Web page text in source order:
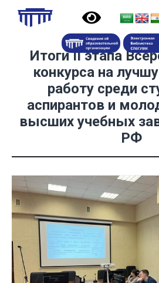
Итоги II этапа
конкурса на
работу среди
аспирантов и
высших учебных
РФ